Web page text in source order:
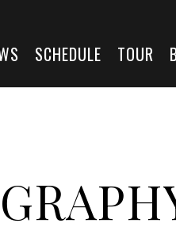
SCHEDULE TOUR